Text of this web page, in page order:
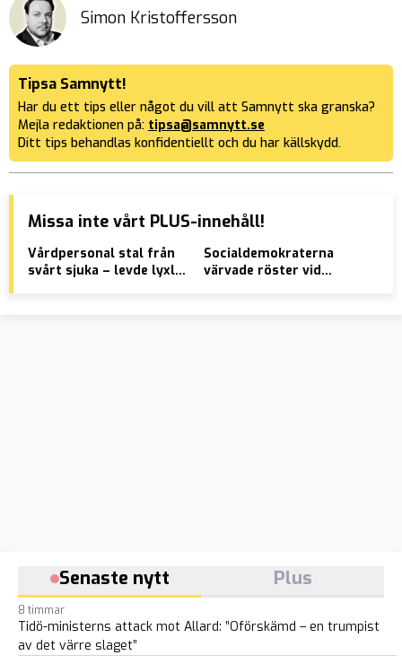
Simon Kristoffersson
Tipsa Samnytt!
Har du ett tips eller något du vill att Samnytt ska granska?
Mejla redaktionen på: tipsa@samnytt.se
Ditt tips behandlas konfidentiellt och du har källskydd.
Missa inte vårt PLUS-innehåll!
Vårdpersonal stal från
svårt sjuka – levde lyxliv
Socialdemokraterna
värvade röster vid
Senaste nytt Plus
8 timmar
Tidö-ministerns attack mot Allard: ”Oförskämd – en trumpist
av det värre slaget”